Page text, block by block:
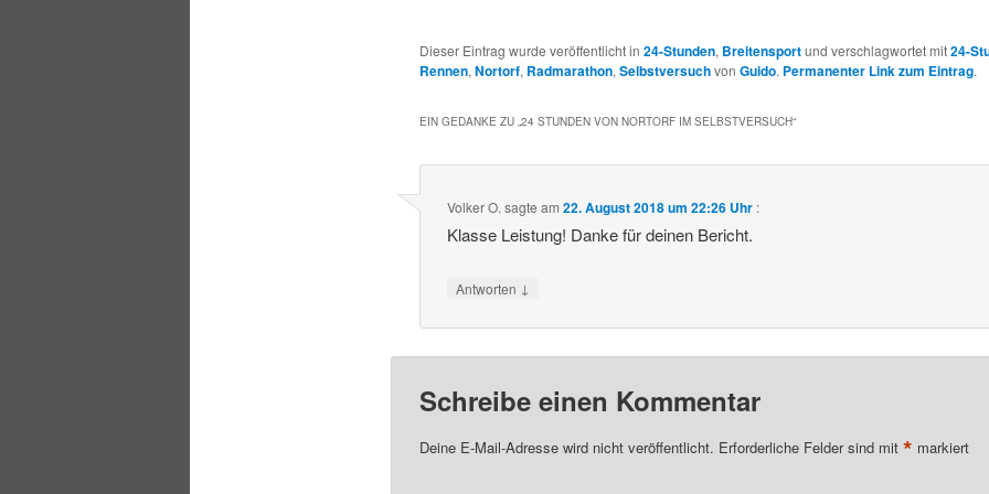
Dieser Eintrag wurde veröffentlicht in 24-Stunden, Breitensportund verschlagwortet mit24-
Rennen, Nortorf, Radmarathon, Selbstversuchvon Guido. Permanenter Link zum Eintrag.
EIN GEDANKE ZU „24 STUNDEN VON NORTORF IM SELBSTVERSUCH“
Volker O. sagte am22. August 2018 um 22:26 Uhr :
Klasse Leistung! Danke für deinen Bericht.
Antworten ↓
Schreibe einen Kommentar
Deine E-Mail-Adresse wird nicht veröffentlicht. Erforderliche Felder sind mit * markiert